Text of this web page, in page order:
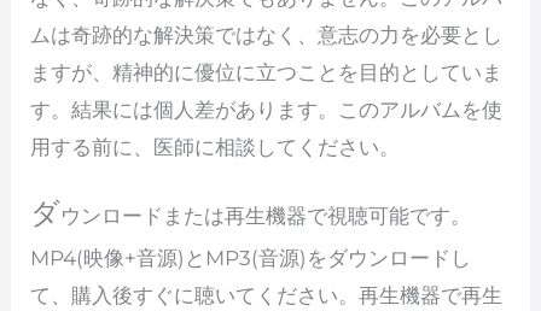
ムは奇跡的な解決策ではなく、意志の力を必要とし
ますが、精神的に優位に立つことを目的としていま
す。結果には個人差があります。このアルバムを使
用する前に、医師に相談してください。
ダウンロードまたは再生機器で視聴可能です。
MP4(映像+音源)とMP3(音源)をダウンロードし
て、購入後すぐに聴いてください。再生機器で再生